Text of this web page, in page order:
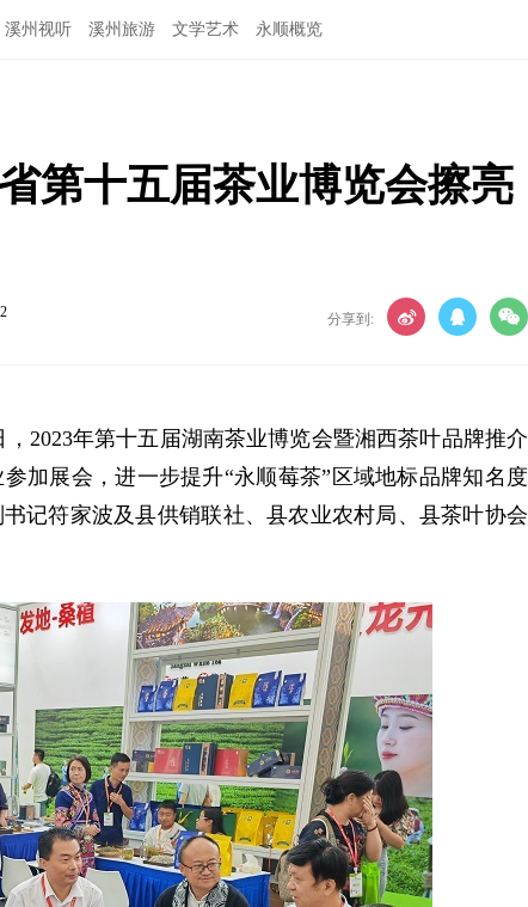
溪州视听 溪州旅游 文学艺术 永顺概览
第十五届茶业博览会擦亮
分享到:
，2023年第十五届湖南茶业博览会暨湘西茶叶品牌推介
加展会，进一步提升“永顺莓茶”区域地标品牌知名度
记符家波及县供销联社、县农业农村局、县茶叶协会